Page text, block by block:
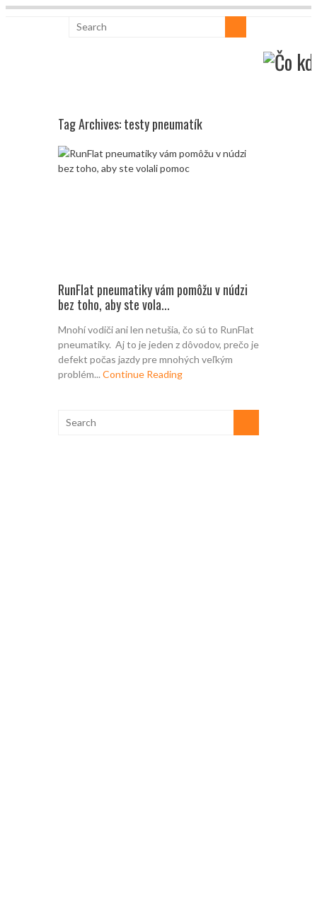
Tag Archives:testy pneumatík
RunFlat pneumatiky vám pomôžu v núdzi
bez toho, aby ste vola...
Mnohí vodiči ani len netušia, čo sú to RunFlat
pneumatiky. Aj to je jeden z dôvodov, prečo je
defekt počas jazdy pre mnohých veľkým
problém... Continue Reading